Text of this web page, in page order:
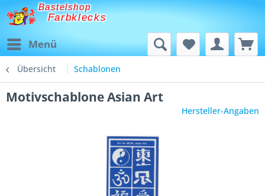
Bastelshop
Farbklecks
Menü
Übersicht Schablonen
Motivschablone Asian Art
Hersteller-Angaben